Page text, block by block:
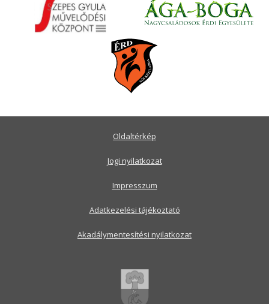
Oldaltérkép
Jogi nyilatkozat
Impresszum
Adatkezelési tájékoztató
Akadálymentesítési nyilatkozat